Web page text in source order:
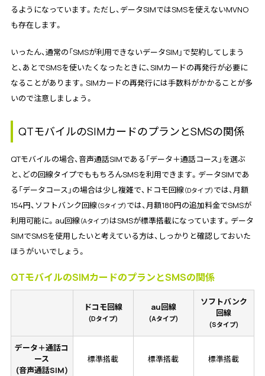
るようになっています。ただし、データSIMではSMSを使えないMVNO
も存在します。
いったん、通常の「SMSが利用できないデータSIM」で契約してしまう
と、あとでSMSを使いたくなったときに、SIMカードの再発行が必要に
なることがあります。SIMカードの再発行には手数料がかかることが多
いので注意しましょう。
QTモバイルのSIMカードのプランとSMSの関係
QTモバイルの場合、音声通話SIMである「データ＋通話コース」を選ぶ
と、どの回線タイプでももちろんSMSを利用できます。データSIMであ
る「データコース」の場合は少し複雑で、ドコモ回線（Dタイプ） では、月額
154円、ソフトバンク回線（Sタイプ） では、月額180円の追加料金でSMSが
利用可能に。au回線（Aタイプ） はSMSが標準搭載になっています。データ
SIMでSMSを使用したいと考えている方は、しっかりと確認しておいた
ほうがいいでしょう。
QTモバイルのSIMカードのプランとSMSの関係
ドコモ回線
(Dタイプ)
au回線
(Aタイプ)
ソフトバンク
回線
(Sタイプ)
データ＋通話コ
ース
(音声通話SIM)
標準搭載 標準搭載 標準搭載